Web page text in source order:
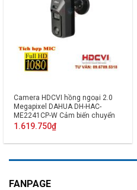
Camera HDCVI hồng ngoại 2.0
Megapixel DAHUA DH-HAC-
ME2241CP-W Cảm biến chuyển
động PIR Tích hợp MIC
1.619.750₫
FANPAGE